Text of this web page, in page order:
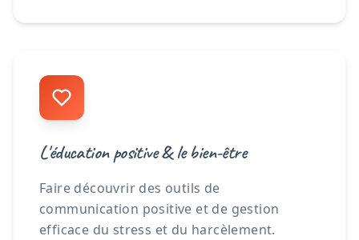
L'éducation positive & le bien-être
Faire découvrir des outils de
communication positive et de gestion
efficace du stress et du harcèlement.